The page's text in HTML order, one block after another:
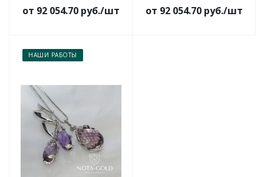
от 92 054.70 руб./шт от 92 054.70 руб./шт
НАШИ РАБОТЫ